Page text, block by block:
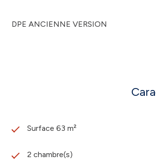
DPE ANCIENNE VERSION
Surface 63 m²
2 chambre(s)